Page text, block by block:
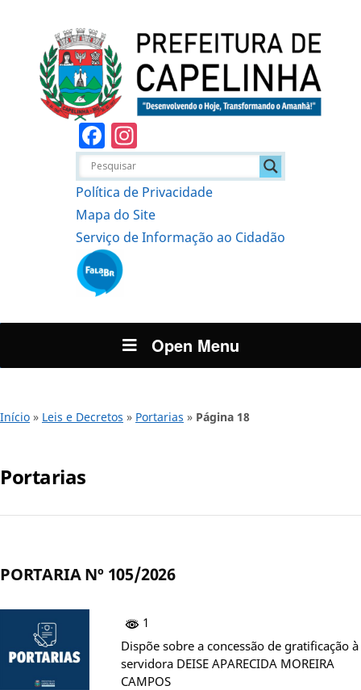
Facebook
Política de Privacidade
Mapa do Site
Serviço de Informação ao Cidadão
Open Menu
Início » Leis e Decretos » Portarias » Página 18
Portarias
PORTARIA Nº 105/2026
1
Dispõe sobre a concessão de gratificação à
servidora DEISE APARECIDA MOREIRA
CAMPOS